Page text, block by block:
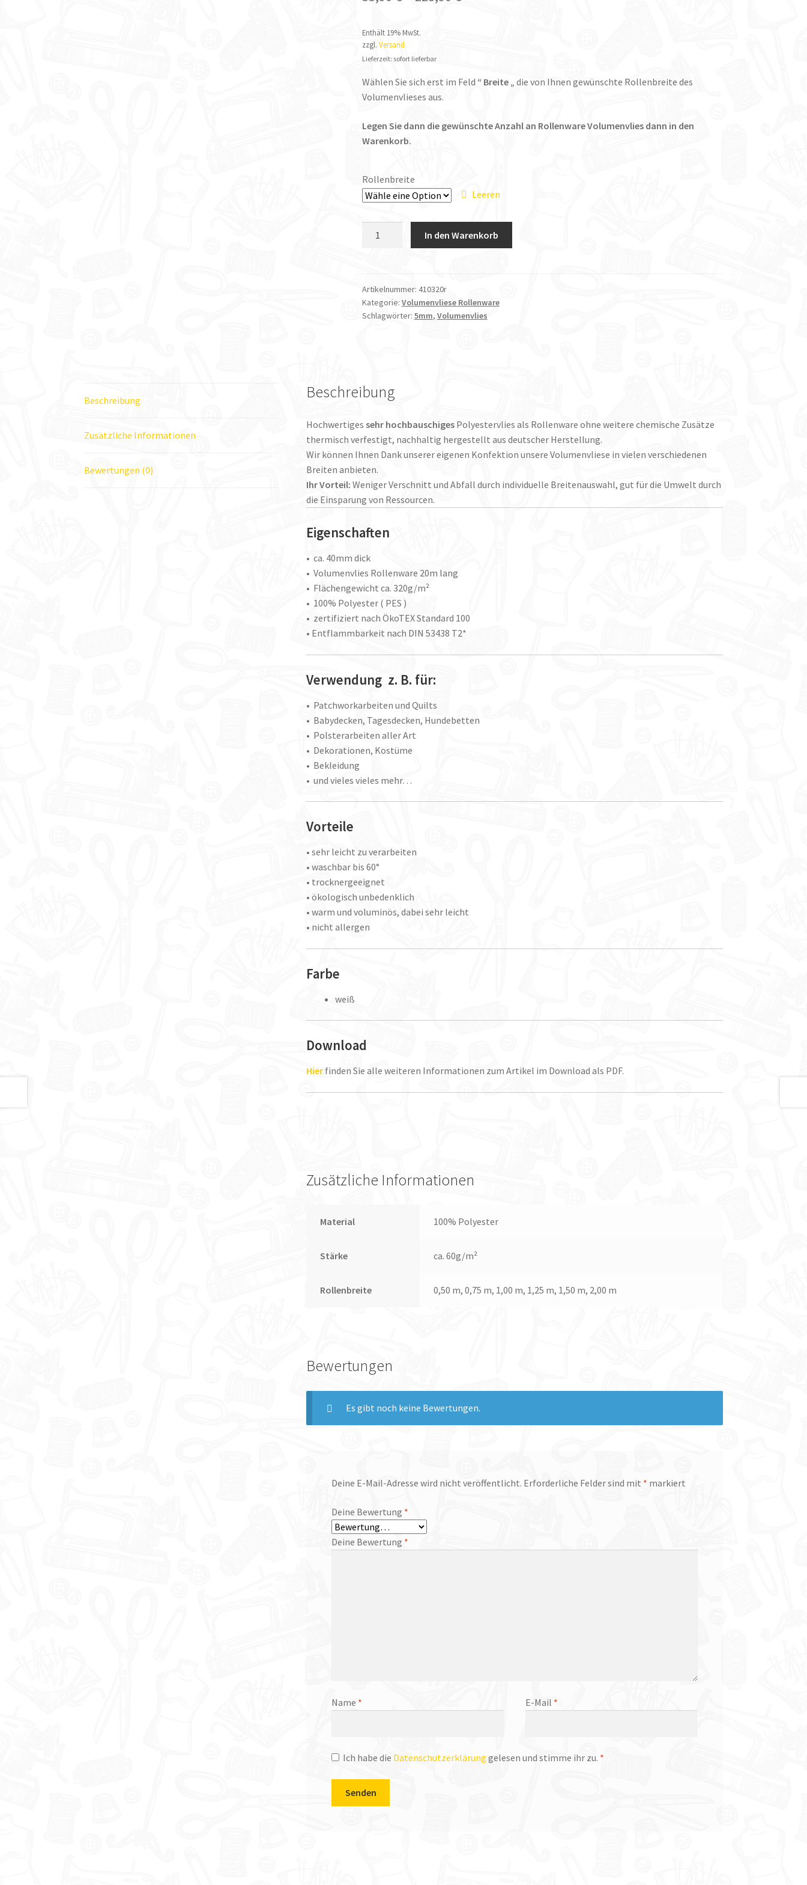
Enthält 19% MwSt.
zzgl. Versand
Lieferzeit: sofort lieferbar
Wählen Sie sich erst im Feld “ Breite „ die von Ihnen gewünschte Rollenbreite des
Volumenvlieses aus.
Legen Sie dann die gewünschte Anzahl an Rollenware Volumenvlies dann in den
Warenkorb.
Rollenbreite
Leeren
40mm
dick
20m
In den Warenkorb
Artikelnummer: 410320r
Kategorie: Volumenvliese Rollenware
Schlagwörter: 5mm, Volumenvlies
Beschreibung
Zusätzliche Informationen
Bewertungen (0)
Beschreibung
Hochwertigessehr hochbauschiges Polyestervlies als Rollenware ohne weitere chemische Zusätze
thermisch verfestigt, nachhaltig hergestellt aus deutscher Herstellung.
Wir können Ihnen Dank unserer eigenen Konfektion unsere Volumenvliese in vielen verschiedenen
Breiten anbieten.
Ihr Vorteil: Weniger Verschnitt und Abfall durch individuelle Breitenauswahl, gut für die Umwelt durch
die Einsparung von Ressourcen.
Eigenschaften
• ca. 40mm dick
• Volumenvlies Rollenware 20m lang
• Flächengewicht ca. 320g/m²
• 100% Polyester ( PES )
• zertifiziert nach ÖkoTEX Standard 100
• Entflammbarkeit nach DIN 53438 T2*
Verwendung z. B. für:
• Patchworkarbeiten und Quilts
• Babydecken, Tagesdecken, Hundebetten
• Polsterarbeiten aller Art
• Dekorationen, Kostüme
• Bekleidung
• und vieles vieles mehr…
Vorteile
• sehr leicht zu verarbeiten
• waschbar bis 60°
• trocknergeeignet
• ökologisch unbedenklich
• warm und voluminös, dabei sehr leicht
• nicht allergen
Farbe
weiß
Download
Hier finden Sie alle weiteren Informationen zum Artikel im Download als PDF.
Zusätzliche Informationen
Material 100% Polyester
Stärke ca. 60g/m²
Rollenbreite 0,50 m, 0,75 m, 1,00 m, 1,25 m, 1,50 m, 2,00 m
Bewertungen
Es gibt noch keine Bewertungen.
Deine E-Mail-Adresse wird nicht veröffentlicht. Erforderliche Felder sind mit * markiert
Deine Bewertung *
Deine Bewertung *
Name * E-Mail *
Ich habe die Datenschutzerklärunggelesen und stimme ihr zu. *